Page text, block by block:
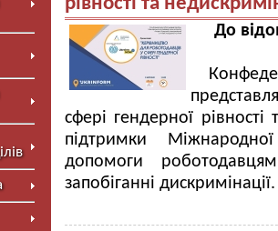
До
сфері гендерної
підтримки
допомоги роботодавцям
запобіганні дискримінації.